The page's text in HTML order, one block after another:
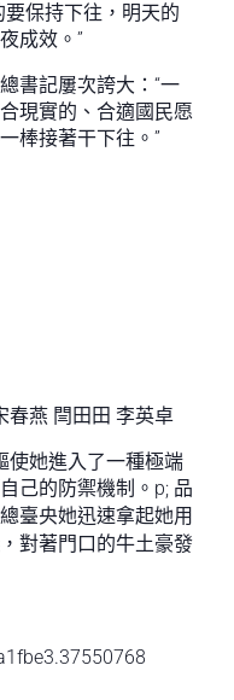
保持下往，明天的
成效。”
書記屢次誇大：“一
現實的、合適國民愿
棒接著干下往。”
燕 閆田田 李英卓
使她進入了一種極端
己的防禦機制。p; 品
臺央她迅速拿起她用
對著門口的牛土豪發